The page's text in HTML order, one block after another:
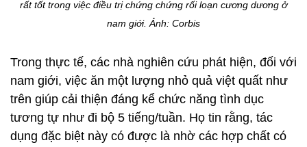
rất tốt trong việc điều trị chứng chứng rối loạn cương dương ở
nam giới. Ảnh: Corbis
Trong thực tế, các nhà nghiên cứu phát hiện, đối với
nam giới, việc ăn một lượng nhỏ quả việt quất như
trên giúp cải thiện đáng kể chức năng tình dục
tương tự như đi bộ 5 tiếng/tuần. Họ tin rằng, tác
dụng đặc biệt này có được là nhờ các hợp chất có